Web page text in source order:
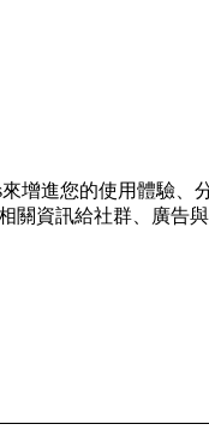
來增進您的使用體驗、
關資訊給社群、廣告與